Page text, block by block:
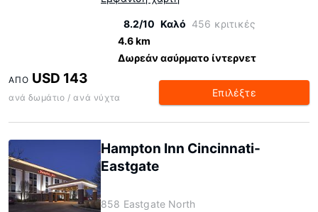
8.2/10 Καλό 456 κριτικές
4.6 km
Δωρεάν ασύρματο ίντερνετ
ΑΠΌ USD 143
ανά δωμάτιο / ανά νύχτα Επιλέξτε
Hampton Inn Cincinnati-
Eastgate
858 Eastgate North